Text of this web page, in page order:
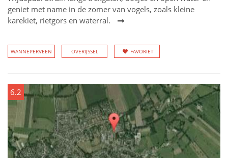
geniet met name in de zomer van vogels, zoals kleine
karekiet, rietgors en waterral.
WANNEPERVEEN OVERIJSSEL FAVORIET
6.2